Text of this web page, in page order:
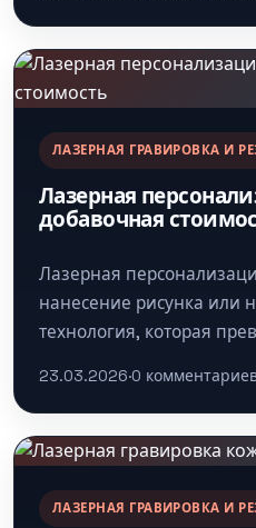
ЛАЗЕРНАЯ ГРАВИРОВКА И
Лазерная
добавочная
Лазерная
нанесение рисунка или
технология, которая
продукт, за который
23.03.2026·0
ЛАЗЕРНАЯ ГРАВИРОВКА И